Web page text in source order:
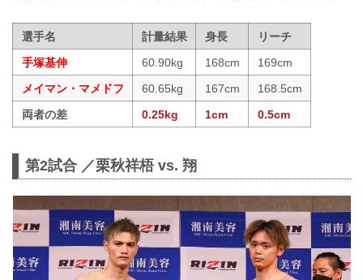
選手名 計量結果 身長
リーチ
手塚基伸
60.90kg 168cm
169cm
メイマン・マメドフ
60.65kg 167cm
168.5cm
両者の差
0.25kg 1cm 0.5cm
第2試合 ／栗秋祥梧 vs. 翔